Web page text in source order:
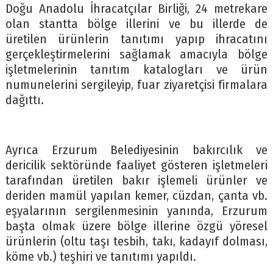
Doğu Anadolu İhracatçılar Birliği, 24 metrekare
olan stantta bölge illerini ve bu illerde de
üretilen ürünlerin tanıtımı yapıp ihracatını
gerçekleştirmelerini sağlamak amacıyla bölge
işletmelerinin tanıtım katalogları ve ürün
numunelerini sergileyip, fuar ziyaretçisi firmalara
dağıttı.
Ayrıca Erzurum Belediyesinin bakırcılık ve
dericilik sektöründe faaliyet gösteren işletmeleri
tarafından üretilen bakır işlemeli ürünler ve
deriden mamül yapılan kemer, cüzdan, çanta vb.
eşyalarının sergilenmesinin yanında, Erzurum
başta olmak üzere bölge illerine özgü yöresel
ürünlerin (oltu taşı tesbih, takı, kadayıf dolması,
köme vb.) teşhiri ve tanıtımı yapıldı.